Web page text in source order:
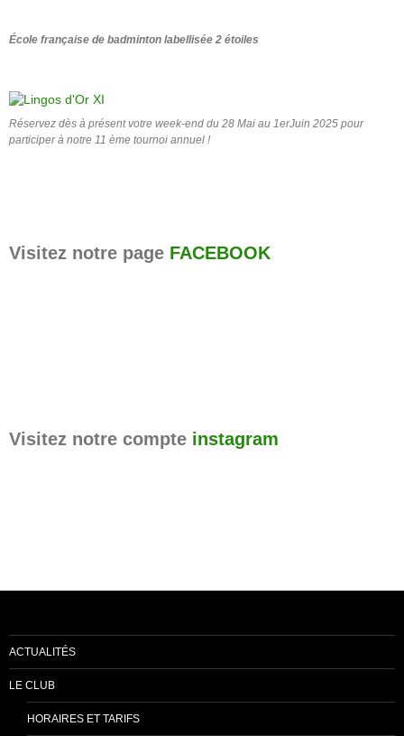
École française de badminton labellisée 2 étoiles
Réservez dès à présent votre week-end du 28 Mai au 1erJuin 2025 pour
participer à notre 11 ème tournoi annuel !
Visitez notre page FACEBOOK
Visitez notre compte instagram
ACTUALITÉS
LE CLUB
HORAIRES ET TARIFS